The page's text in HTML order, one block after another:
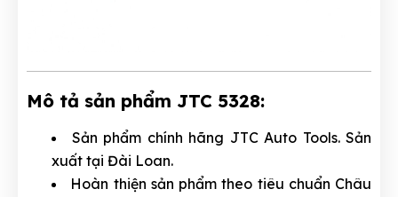
Mô tả sản phẩm JTC 5328:
Sản phẩm chính hãng JTC Auto Tools. Sản
xuất tại Đài Loan.
Hoàn thiện sản phẩm theo tiêu chuẩn Châu